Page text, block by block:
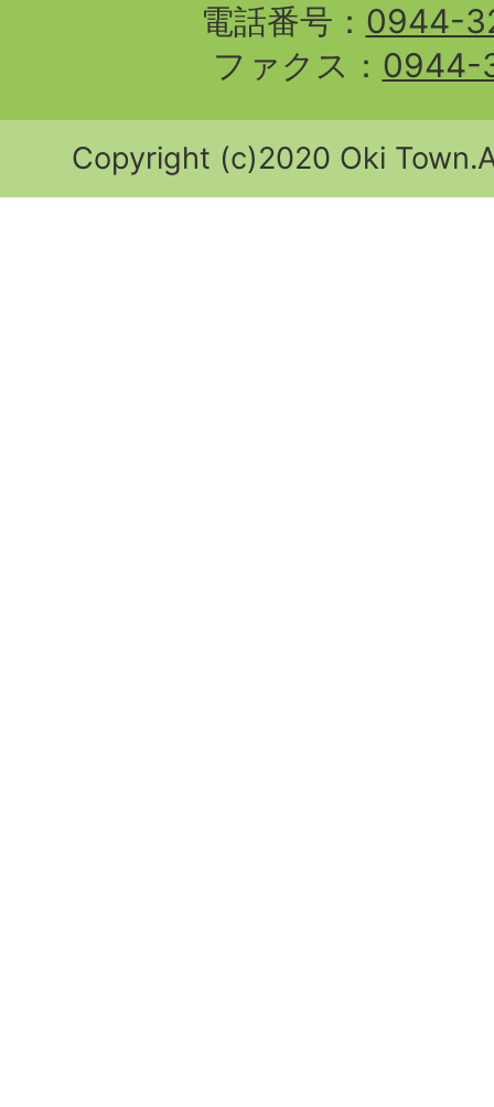
電話番号： 0944-
ファクス： 0944-
Copyright (c)2020 Oki